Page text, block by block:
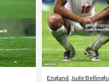
England Jude